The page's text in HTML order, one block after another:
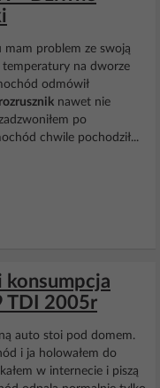
problem ze swoją
temperatury na dworze
odmówił
rozrusznik nawet nie
po
chwile pochodził...
konsumpcja
TDI 2005r
auto stoi pod domem.
i ja holowałem do
w internecie i piszą